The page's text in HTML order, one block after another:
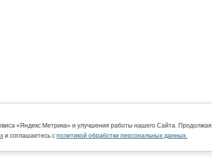
«Яндекс Метрика» и улучшения работы нашего Сайта. Продолжая
и соглашаетесь сполитикой обработки персональных данных.